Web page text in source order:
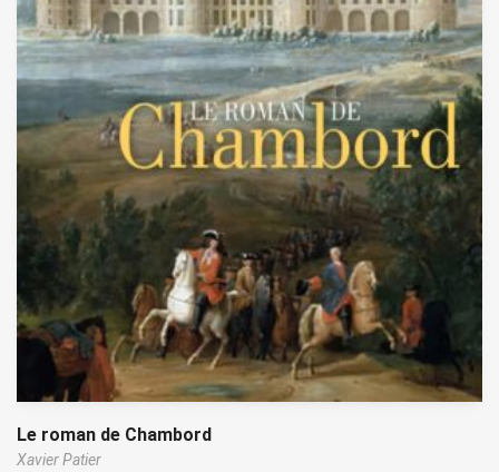
Le roman de Chambord
Xavier Patier